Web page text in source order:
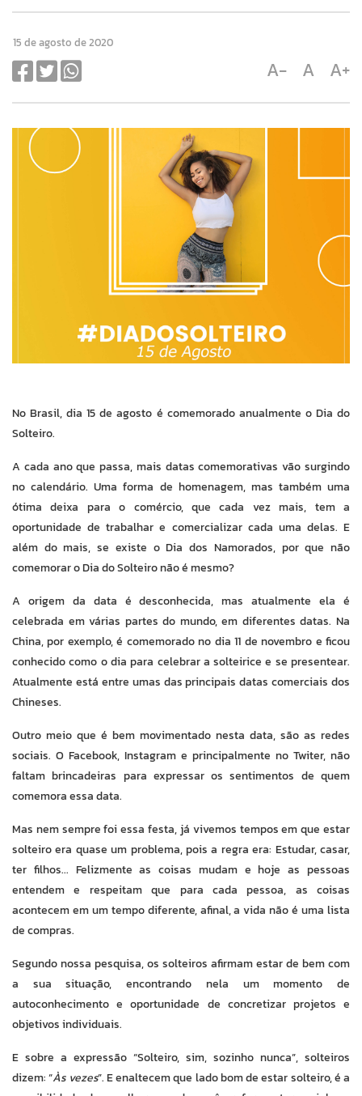
15 de agosto de 2020
A- A A+
No Brasil, dia 15 de agosto é comemorado anualmente o Dia do
Solteiro.
A cada ano que passa, mais datas comemorativas vão surgindo
no calendário. Uma forma de homenagem, mas também uma
ótima deixa para o comércio, que cada vez mais, tem a
oportunidade de trabalhar e comercializar cada uma delas. E
além do mais, se existe o Dia dos Namorados, por que não
comemorar o Dia do Solteiro não é mesmo?
A origem da data é desconhecida, mas atualmente ela é
celebrada em várias partes do mundo, em diferentes datas. Na
China, por exemplo, é comemorado no dia 11 de novembro e ficou
conhecido como o dia para celebrar a solteirice e se presentear.
Atualmente está entre umas das principais datas comerciais dos
Chineses.
Outro meio que é bem movimentado nesta data, são as redes
sociais. O Facebook, Instagram e principalmente no Twiter, não
faltam brincadeiras para expressar os sentimentos de quem
comemora essa data.
Mas nem sempre foi essa festa, já vivemos tempos em que estar
solteiro era quase um problema, pois a regra era: Estudar, casar,
ter filhos... Felizmente as coisas mudam e hoje as pessoas
entendem e respeitam que para cada pessoa, as coisas
acontecem em um tempo diferente, afinal, a vida não é uma lista
de compras.
Segundo nossa pesquisa, os solteiros afirmam estar de bem com
a sua situação, encontrando nela um momento de
autoconhecimento e oportunidade de concretizar projetos e
objetivos individuais.
E sobre a expressão “Solteiro, sim, sozinho nunca”, solteiros
dizem: “Às vezes”. E enaltecem que lado bom de estar solteiro, é a